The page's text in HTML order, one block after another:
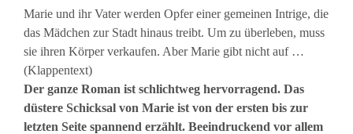
Marie und ihr Vater werden Opfer einer gemeinen Intrige, die
das Mädchen zur Stadt hinaus treibt. Um zu überleben, muss
sie ihren Körper verkaufen. Aber Marie gibt nicht auf …
(Klappentext)
Der ganze Roman ist schlichtweg hervorragend. Das
düstere Schicksal von Marie ist von der ersten bis zur
letzten Seite spannend erzählt. Beeindruckend vor allem